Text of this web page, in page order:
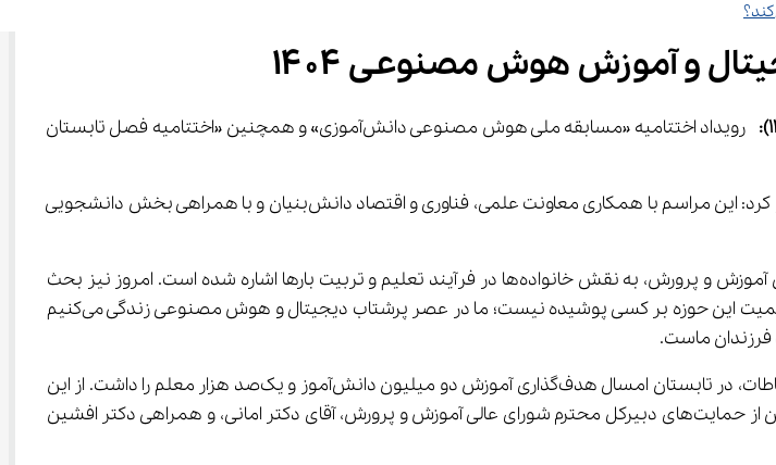
:
رویداد اختتامیه «مسابقه ملی هوش مصنوعی دانش‌آموزی» و همچنین «اختتامیه فصل تابستان
سیدمصطفی آذرکیش؛ معاون آموزش متوسطه وزارت آموزش و پرورش، در این مراسم اظهار کرد: این مراسم با همکاری معاونت علمی، فناوری و اقتصاد دانش‌بنیان و با همراهی بخش دانشجویی
وی با تأکید بر نقش مهم خانواده‌ها در ارتقای کیفیت آموزش افزود: در سند تحول بنیادین آموزش و پرورش، به نقش خانواده‌ها در فرآیند تعلیم و تربیت بارها اشاره شده است. امروز نیز بحث
آموزش هوش مصنوعی در وزارت آموزش و پرورش با همراهی خانواده‌ها دنبال می‌شود. اهمیت این حوزه بر کسی پوشیده نیست؛ ما در عصر پرشتاب دیجیتال و هوش مصنوعی زندگی می‌کنیم
ماست.
آذرکیش ادامه داد: وزارت آموزش و پرورش با انعقاد تفاهم‌نامه با معاونت علمی و وزارت ارتباطات، در تابستان امسال هدف‌گذاری آموزش دو میلیون دانش‌آموز و یک‌صد هزار معلم را داشت. از این
تعداد، یک میلیون دانش‌آموز با همکاری معاونت علمی تحت آموزش قرار گرفتند. همچنین از حمایت‌های دبیرکل محترم شورای عالی آموزش و پرورش، آقای دکتر امانی، و همراهی دکتر افشین